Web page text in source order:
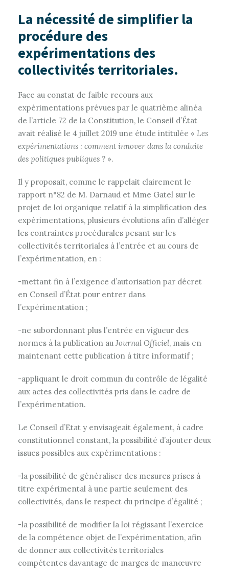
La nécessité de simplifier la
procédure des
expérimentations des
collectivités territoriales.
Face au constat de faible recours aux
expérimentations prévues par le quatrième alinéa
de l’article 72 de la Constitution, le Conseil d’État
avait réalisé le 4 juillet 2019 une étude intitulée « Les
expérimentations : comment innover dans la conduite
des politiques publiques ? ».
Il y proposait, comme le rappelait clairement le
rapport n°82 de M. Darnaud et Mme Gatel sur le
projet de loi organique relatif à la simplification des
expérimentations, plusieurs évolutions afin d’alléger
les contraintes procédurales pesant sur les
collectivités territoriales à l’entrée et au cours de
l’expérimentation, en :
-mettant fin à l’exigence d’autorisation par décret
en Conseil d’État pour entrer dans
l’expérimentation ;
-ne subordonnant plus l’entrée en vigueur des
normes à la publication au Journal Officiel, mais en
maintenant cette publication à titre informatif ;
-appliquant le droit commun du contrôle de légalité
aux actes des collectivités pris dans le cadre de
l’expérimentation.
Le Conseil d’Etat y envisageait également, à cadre
constitutionnel constant, la possibilité d’ajouter deux
issues possibles aux expérimentations :
-la possibilité de généraliser des mesures prises à
titre expérimental à une partie seulement des
collectivités, dans le respect du principe d’égalité ;
-la possibilité de modifier la loi régissant l’exercice
de la compétence objet de l’expérimentation, afin
de donner aux collectivités territoriales
compétentes davantage de marges de manœuvre